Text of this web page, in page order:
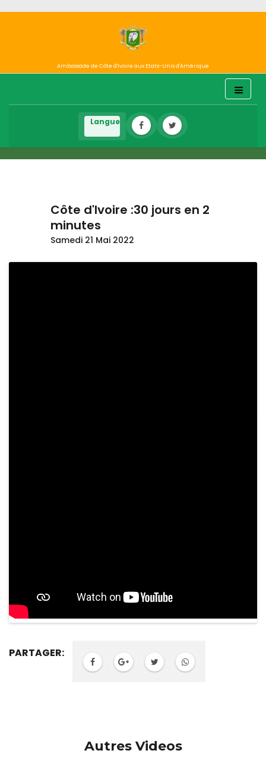
Ambassade de Côte d'Ivoire aux Etats-Unis d'Amérique
Côte d'Ivoire :30 jours en 2
minutes
Samedi 21 Mai 2022
PARTAGER:
Autres Videos